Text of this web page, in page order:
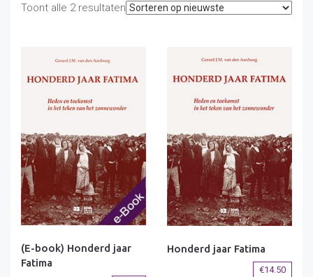
Toont alle 2 resultaten Gesorteerd
(E-book) Honderd jaar
Fatima
Honderd jaar Fatima
€14.50